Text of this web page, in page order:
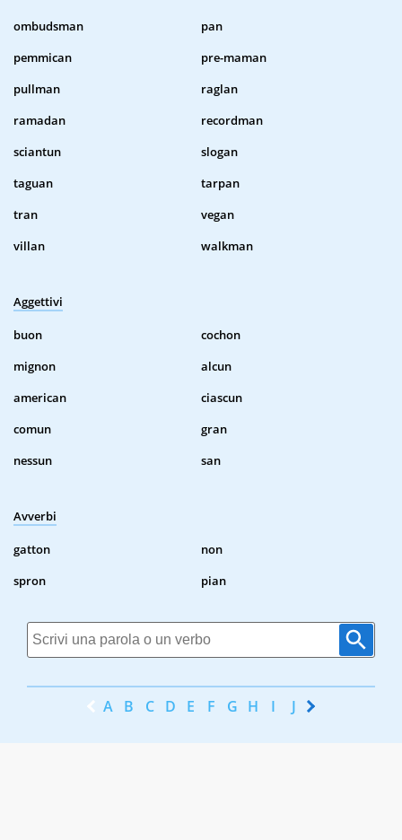
ombudsman
pan
pemmican
pre-maman
pullman
raglan
ramadan
recordman
sciantun
slogan
taguan
tarpan
tran
vegan
villan
walkman
Aggettivi
buon
cochon
mignon
alcun
american
ciascun
comun
gran
nessun
san
Avverbi
gatton
non
spron
pian
A B C D E F G H I J K